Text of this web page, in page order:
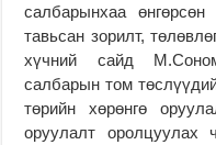
салбарынхаа
тавьсан зорилт,
хүчний сайд
салбарын том
төрийн хөрөнгө
оруулалт оролцуулах